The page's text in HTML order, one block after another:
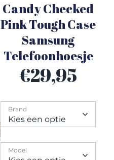
Candy Checked
Pink Tough Case
Samsung
Telefoonhoesje
€29,95
Brand
Model